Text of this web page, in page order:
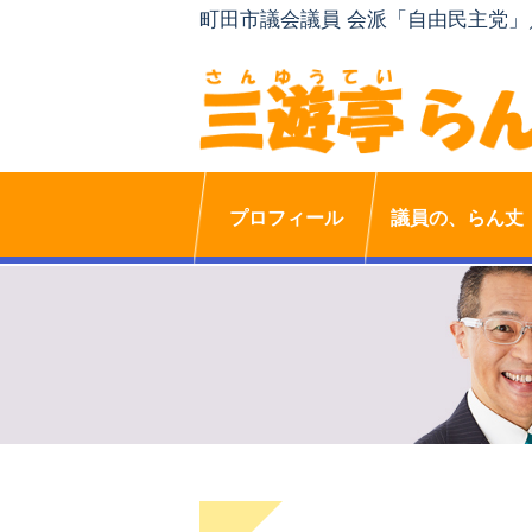
町田市議会議員 会派「自由民主党
プロフィール 議員の、らん丈